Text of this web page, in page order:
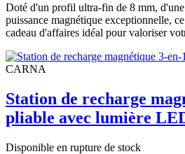
Doté d'un profil ultra-fin de 8 mm,
puissance magnétique exceptionnelle,
cadeau d'affaires idéal pour valoriser
CARNA
Station de recharge
pliable avec lumière
Disponible en rupture de stock